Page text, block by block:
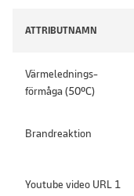
ATTRIBUTNAMN
Värmelednings-
förmåga (50ºC)
Brandreaktion
Youtube video URL 1